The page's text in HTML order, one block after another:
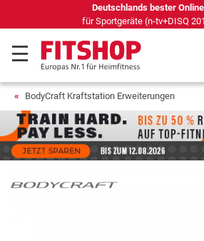
69 Fachmärkte vor Ort mit 75
BodyCraft Kraftstation Erweiterungen